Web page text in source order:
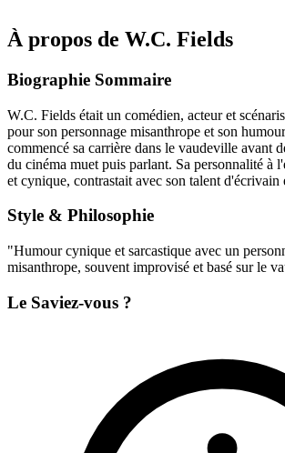
À propos de W.C. Fields
Biographie Sommaire
W.C. Fields était un comédien, acteur et
pour son personnage misanthrope et son
commencé sa carrière dans le vaudeville avant
du cinéma muet puis parlant. Sa personnalité à
et cynique, contrastait avec son talent d'écrivain
Style & Philosophie
"Humour cynique et sarcastique avec un
misanthrope, souvent improvisé et basé sur le
Le Saviez-vous ?